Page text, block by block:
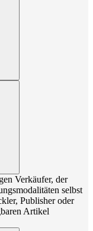
Verkäufer, der
selbst
Publisher oder
Artikel